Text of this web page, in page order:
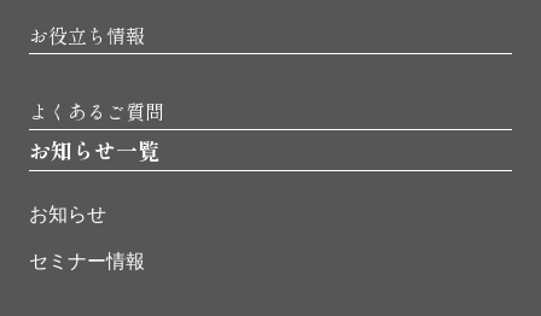
お役立ち情報
よくあるご質問
お知らせ一覧
お知らせ
セミナー情報